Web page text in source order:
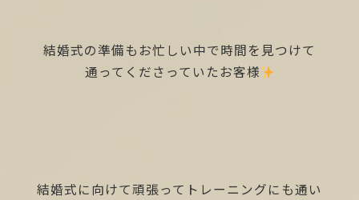
結婚式の準備もお忙しい中で時間を見つけて
通ってくださっていたお客様
結婚式に向けて頑張ってトレーニングにも通い